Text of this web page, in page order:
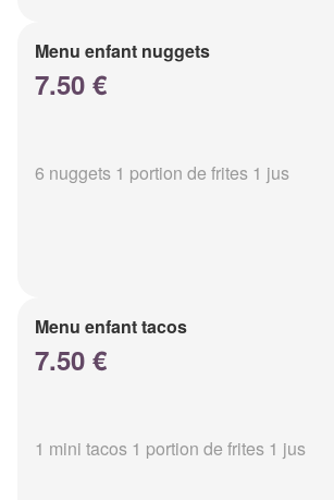
Menu enfant nuggets
7.50 €
6 nuggets 1 portion de frites 1 jus
Menu enfant tacos
7.50 €
1 mini tacos 1 portion de frites 1 jus